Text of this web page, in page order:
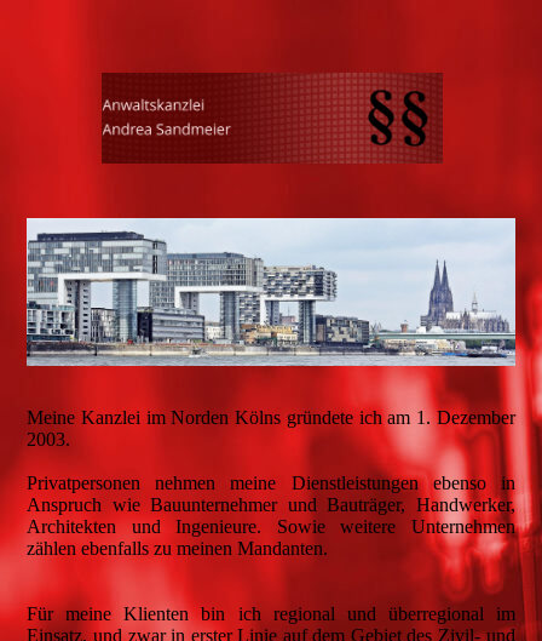
Meine Kanzlei im Norden Kölns gründete ich am 1. Dezember
2003.
Privatpersonen nehmen meine Dienstleistungen ebenso in
Anspruch wie Bauunternehmer und Bauträger, Handwerker,
Architekten und Ingenieure. Sowie weitere Unternehmen
zählen ebenfalls zu meinen Mandanten.
Für meine Klienten bin ich regional und überregional im
Einsatz, und zwar in erster Linie auf dem Gebiet des Zivil- und